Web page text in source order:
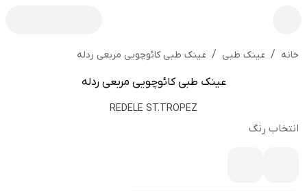
خانه / عینک طبی / عینک طبی کائوچویی مربعی ردله
عینک طبی کائوچویی مربعی ردله
REDELE ST.TROPEZ
انتخاب رنگ